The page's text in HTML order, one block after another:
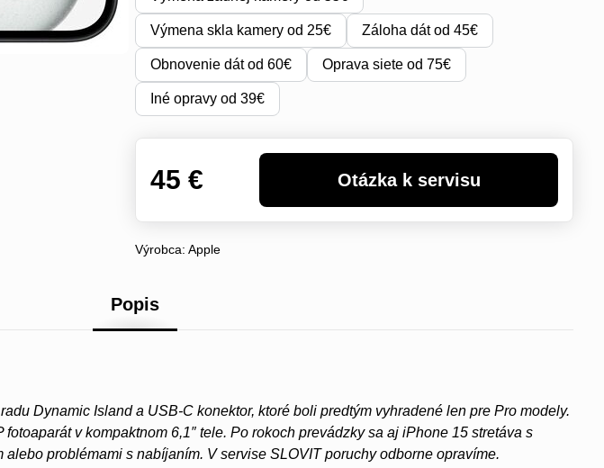
Výmena skla kamery od 25€ Záloha dát od 45€
Obnovenie dát od 60€ Oprava siete od 75€
Iné opravy od 39€
45 €
Výrobca:Apple
Popis
Dynamic Island a USB-C konektor, ktoré boli predtým vyhradené len pre Pro modely.
v kompaktnom 6,1″ tele. Po rokoch prevádzky sa aj iPhone 15 stretáva s
problémami s nabíjaním. V servise SLOVIT poruchy odborne opravíme.